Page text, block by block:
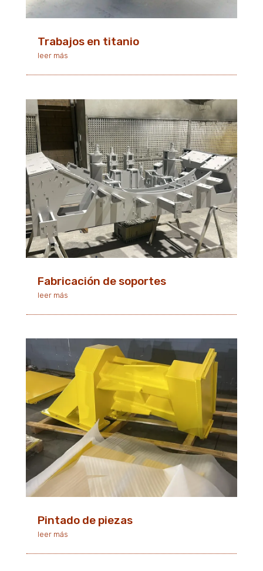
Trabajos en titanio
leer más
Fabricación de soportes
leer más
Pintado de piezas
leer más